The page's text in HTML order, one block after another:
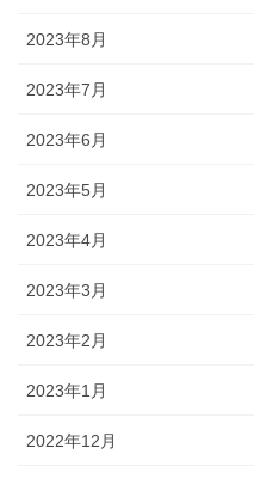
2023年8月
2023年7月
2023年6月
2023年5月
2023年4月
2023年3月
2023年2月
2023年1月
2022年12月